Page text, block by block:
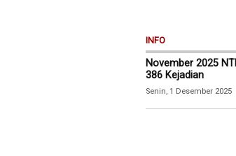
INFO
November 2025
386 Kejadian
Senin, 1 Desember 2025